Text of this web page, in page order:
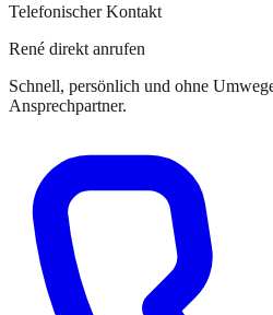
Telefonischer Kontakt
René direkt anrufen
Schnell, persönlich und ohne
Ansprechpartner.